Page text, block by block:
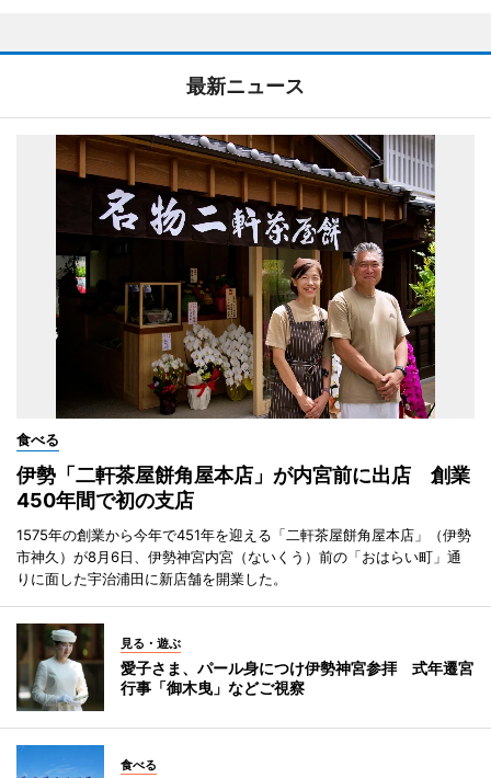
最新ニュース
食べる
伊勢「二軒茶屋餅角屋本店」が内宮前に出店 創業
450年間で初の支店
1575年の創業から今年で451年を迎える「二軒茶屋餅角屋本店」（伊勢
市神久）が8月6日、伊勢神宮内宮（ないくう）前の「おはらい町」通
りに面した宇治浦田に新店舗を開業した。
見る・遊ぶ
愛子さま、パール身につけ伊勢神宮参拝 式年遷宮
行事「御木曳」などご視察
食べる